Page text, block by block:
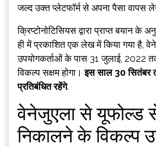
जल्द उक्त प्लेटफॉर्म से अपना पैसा वापस
क्रिप्टोनोटिसियस द्वारा प्राप्त बयान
ही में प्रकाशित एक लेख में किया गया है,
उपयोगकर्ताओं के पास 31 जुलाई, 2022 तक
विकल्प सक्षम होगा।इस साल 30 सितंबर
प्रतिबंधित रहेंगे.
वेनेजुएला से यूफोल्ड
निकालने के विकल्प